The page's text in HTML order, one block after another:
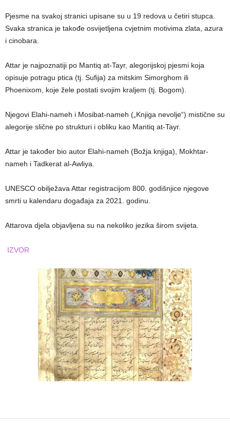
Pjesme na svakoj stranici upisane su u 19 redova u četiri stupca.
Svaka stranica je takođe osvijetljena cvjetnim motivima zlata, azura
i cinobara.
Attar je najpoznatiji po Mantiq at-Tayr, alegorijskoj pjesmi koja
opisuje potragu ptica (tj. Sufija) za mitskim Simorghom ili
Phoenixom, koje žele postati svojim kraljem (tj. Bogom).
Njegovi Elahi-nameh i Mosibat-nameh („Knjiga nevolje“) mistične su
alegorije slične po strukturi i obliku kao Mantiq at-Tayr.
Attar je također bio autor Elahi-nameh (Božja knjiga), Mokhtar-
nameh i Tadkerat al-Awliya.
UNESCO obilježava Attar registracijom 800. godišnjice njegove
smrti u kalendaru događaja za 2021. godinu.
Attarova djela objavljena su na nekoliko jezika širom svijeta.
IZVOR